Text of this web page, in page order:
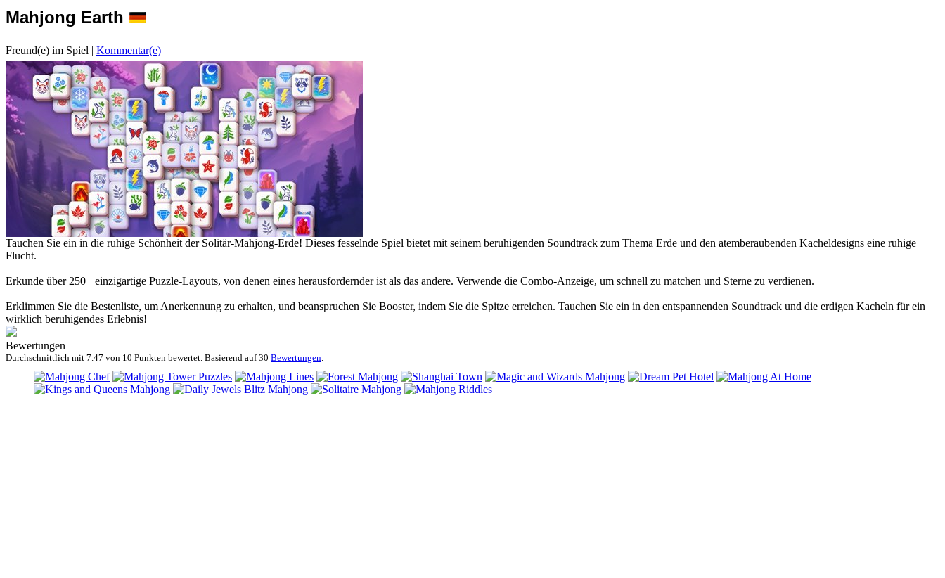
Mahjong Earth
Freund(e) im Spiel | Kommentar(e) |
Tauchen Sie ein in die ruhige Schönheit der Solitär-Mahjong-Erde! Dieses fesselnde Spiel bietet mit seinem beruhigenden Soundtrack zum Thema Erde und den atemberaubenden Kacheldesigns eine ruhige
Flucht.
Erkunde über 250+ einzigartige Puzzle-Layouts, von denen eines herausfordernder ist als das andere. Verwende die Combo-Anzeige, um schnell zu matchen und Sterne zu verdienen.
Erklimmen Sie die Bestenliste, um Anerkennung zu erhalten, und beanspruchen Sie Booster, indem Sie die Spitze erreichen. Tauchen Sie ein in den entspannenden Soundtrack und die erdigen Kacheln für ein
wirklich beruhigendes Erlebnis!
Bewertungen
Durchschnittlich mit 7.47 von 10 Punkten bewertet. Basierend auf30 Bewertungen